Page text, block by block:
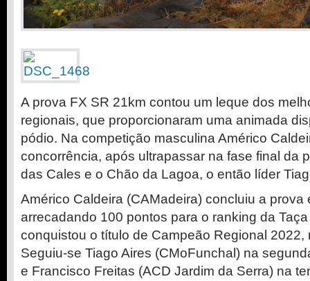
A prova FX SR 21km contou um leque dos
regionais, que proporcionaram uma animada
pódio. Na competição masculina Américo
concorrência, após ultrapassar na fase final da
das Cales e o Chão da Lagoa, o então líder
Américo Caldeira (CAMadeira) concluiu a prova
arrecadando 100 pontos para o ranking da
conquistou o título de Campeão Regional
Seguiu-se Tiago Aires (CMoFunchal) na
e Francisco Freitas (ACD Jardim da Serra) na